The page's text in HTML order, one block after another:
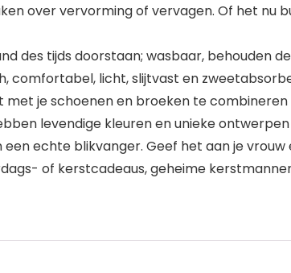
over vervorming of vervagen. Of het nu
des tijds doorstaan; wasbaar, behouden
comfortabel, licht, slijtvast en
je schoenen en broeken te
levendige kleuren en unieke
echte blikvanger. Geef het aan je
of kerstcadeaus, geheime